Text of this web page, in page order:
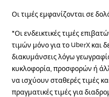
Οι τιμές εμφανίζονται σε
*Οι ενδεικτικές τιμές
τιμών μόνο για το UberX και
διακυμάνσεις λόγω
κυκλοφορία, προσφορών ή
να ισχύουν σταθερές τιμές
πραγματικές τιμές για